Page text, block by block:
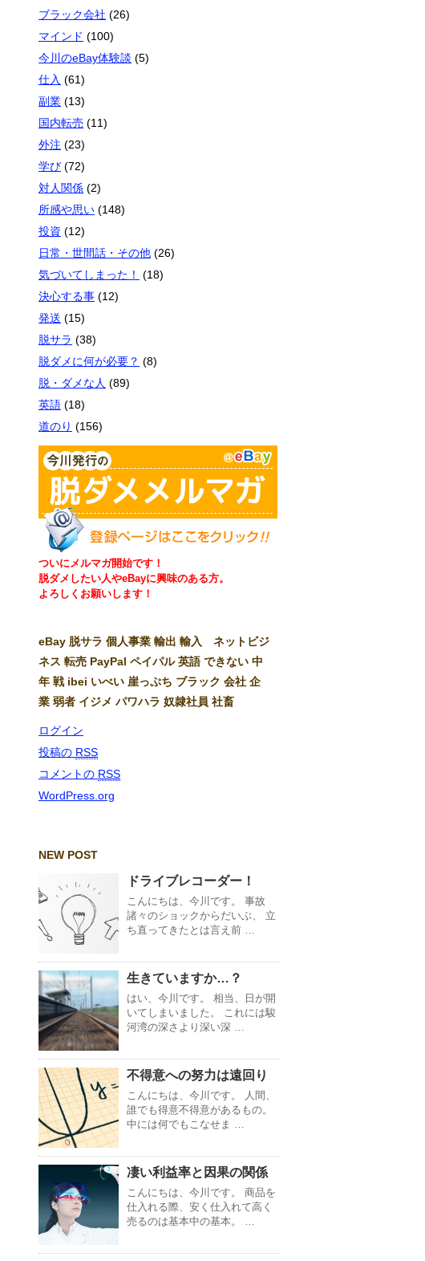
ブラック会社 (26)
マインド (100)
今川のeBay体験談 (5)
仕入 (61)
副業 (13)
国内転売 (11)
外注 (23)
学び (72)
対人関係 (2)
所感や思い (148)
投資 (12)
日常・世間話・その他 (26)
気づいてしまった！
(18)
決心する事 (12)
発送 (15)
脱サラ (38)
脱ダメに何が必要？ (8)
脱・ダメな人 (89)
英語 (18)
道のり (156)
ついにメルマガ開始です！
脱ダメしたい人やeBayに興味のある方。
よろしくお願いします！
eBay 脱サラ 個人事業 輸出 輸入 ネットビジ
ネス 転売 PayPal ペイパル 英語 できない 中
年 戦 ibei いべい 崖っぷち ブラック 会社 企
業 弱者 イジメ パワハラ 奴隷社員 社畜
ログイン
投稿の RSS
コメントの RSS
WordPress.org
NEW POST
ドライブレコーダー！
こんにちは、今川です。 事故
諸々のショックからだいぶ、 立
ち直ってきたとは言え前 …
生きていますか…？
はい、今川です。 相当、日が開
いてしまいました。 これには駿
河湾の深さより深い深 …
不得意への努力は遠回り
こんにちは、今川です。 人間、
誰でも得意不得意があるもの。
中には何でもこなせま …
凄い利益率と因果の関係
こんにちは、今川です。 商品を
仕入れる際、安く仕入れて高く
売るのは基本中の基本。 …